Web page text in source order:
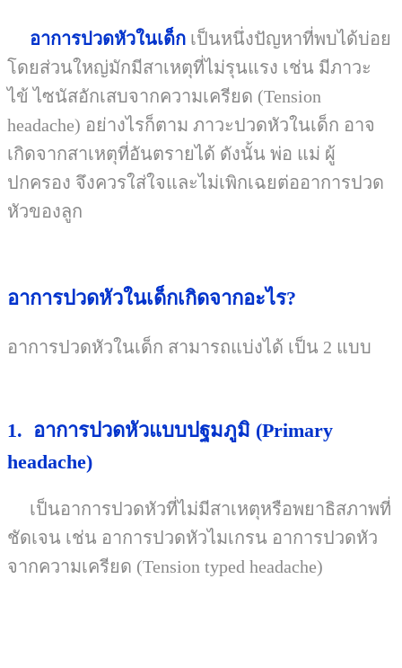
อาการปวดหัวในเด็ก เป็นหนึ่งปัญหาที่พบได้บ่อย
โดยส่วนใหญ่มักมีสาเหตุที่ไม่รุนแรง เช่น มีภาวะ
ไข้ ไซนัสอักเสบจากความเครียด (Tension
headache) อย่างไรก็ตาม ภาวะปวดหัวในเด็ก อาจ
เกิดจากสาเหตุที่อันตรายได้ ดังนั้น พ่อ แม่ ผู้
ปกครอง จึงควรใส่ใจและไม่เพิกเฉยต่ออาการปวด
หัวของลูก
อาการปวดหัวในเด็กเกิดจากอะไร?
อาการปวดหัวในเด็ก สามารถแบ่งได้ เป็น 2 แบบ
1. อาการปวดหัวแบบปฐมภูมิ (Primary
headache)
เป็นอาการปวดหัวที่ไม่มีสาเหตุหรือพยาธิสภาพที่
ชัดเจน เช่น อาการปวดหัวไมเกรน อาการปวดหัว
จากความเครียด (Tension typed headache)